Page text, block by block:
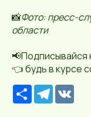
📸Фото: пресс-
области
📢Подписывайся
👈 будь в курсе
Р
е
T
e